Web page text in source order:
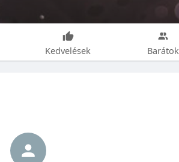
Kedvelések Barátok